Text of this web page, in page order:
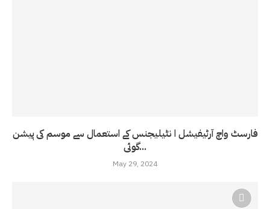
فارسٹ واچ آرٹیفیشل ا نٹیلیجنس کے استعمال سے موسم کی پیشن
گوئی...
May 29, 2024